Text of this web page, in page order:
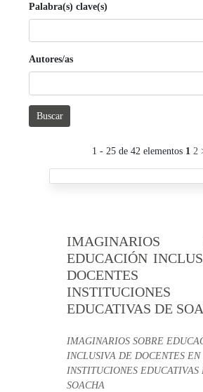
Palabra(s) clave(s)
Autores/as
Buscar
1 - 25 de 42 elementos 1 2
IMAGINARIOS
EDUCACIÓN
INSTITUCIONES
EDUCATIVAS DE
IMAGINARIOS SOBRE
INCLUSIVA DE DOCENTES EN
INSTITUCIONES EDUCATIVAS
SOACHA